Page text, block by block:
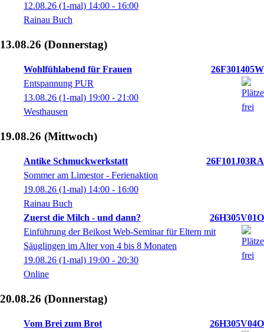
12.08.26 (1-mal) 14:00 - 16:00
Rainau Buch
13.08.26 (Donnerstag)
Wohlfühlabend für Frauen
26F301405W
Entspannung PUR
13.08.26 (1-mal) 19:00 - 21:00
Westhausen
19.08.26 (Mittwoch)
Antike Schmuckwerkstatt
26F101J03RA
Sommer am Limestor - Ferienaktion
19.08.26 (1-mal) 14:00 - 16:00
Rainau Buch
Zuerst die Milch - und dann?
26H305V01O
Einführung der Beikost Web-Seminar für Eltern mit
Säuglingen im Alter von 4 bis 8 Monaten
19.08.26 (1-mal) 19:00 - 20:30
Online
20.08.26 (Donnerstag)
Vom Brei zum Brot
26H305V04O